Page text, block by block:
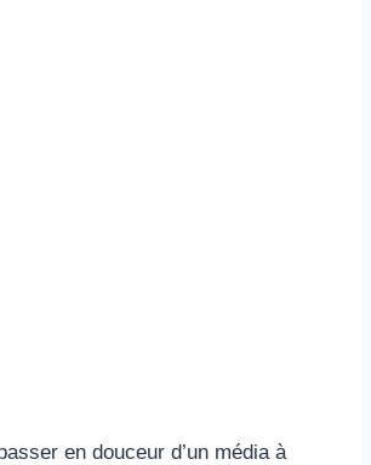
en douceur d’un média à